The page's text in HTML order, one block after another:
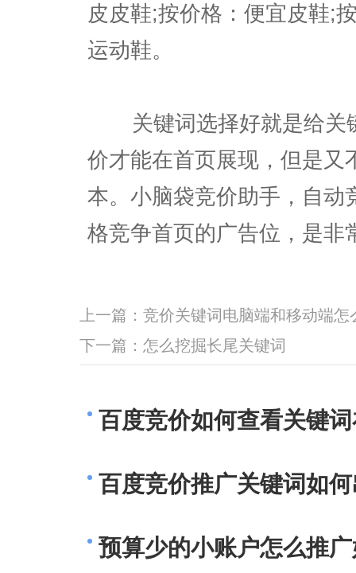
皮皮鞋;按价格：便宜皮鞋;
运动鞋。
关键词选择好就是给关
价才能在首页展现，但是又
本。小脑袋竞价助手，自动
格竞争首页的广告位，是非
上一篇： 竞价关键词电脑端和移动端怎
下一篇： 怎么挖掘长尾关键词
百度竞价如何查看关键
百度竞价推广关键词如
预算少的小账户怎么推